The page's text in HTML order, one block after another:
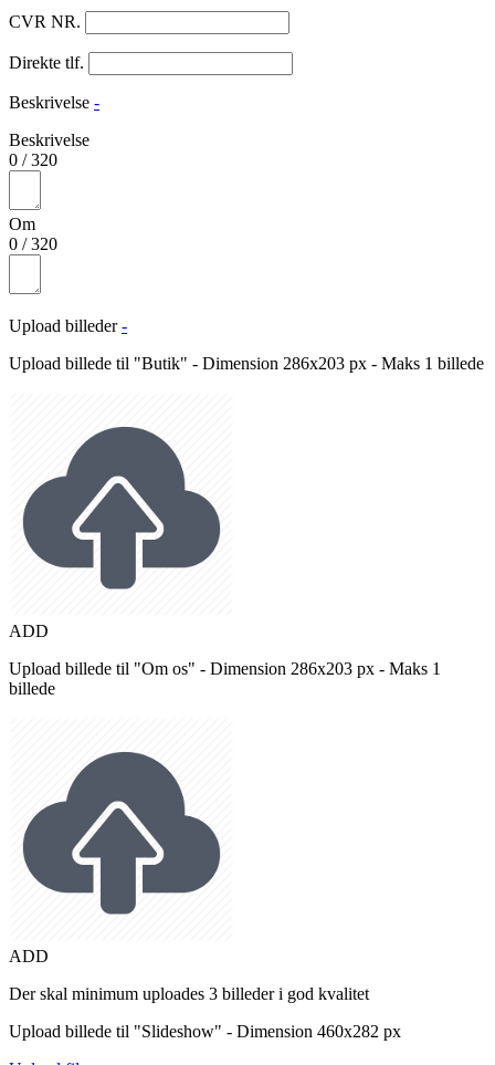
CVR NR.
Direkte tlf.
Beskrivelse -
Beskrivelse
0 /320
Om
0 /320
Upload billeder -
Upload billede til "Butik" - Dimension 286x203 px - Maks 1 billede
ADD
Upload billede til "Om os" - Dimension 286x203 px - Maks 1
billede
ADD
Der skal minimum uploades 3 billeder i god kvalitet
Upload billede til "Slideshow" - Dimension 460x282 px